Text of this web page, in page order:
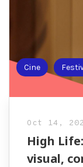
Cine
Oct 14,
High
visual,